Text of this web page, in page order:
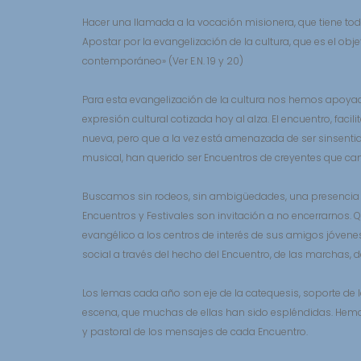
la
Cancion
Misionera
Santander
Hacer una llamada a la vocación misionera, que tiene
Apostar por la evangelización de la cultura, que es el
contemporáneo» (Ver E.N. 19 y 20)
Para esta evangelización de la cultura nos hemos
expresión cultural cotizada hoy al alza. El encuentro,
nueva, pero que a la vez está amenazada de ser
musical, han querido ser Encuentros de creyentes que
Buscamos sin rodeos, sin ambigüedades, una
Encuentros y Festivales son invitación a no
evangélico a los centros de interés de sus amigos
social a través del hecho del Encuentro, de las marchas,
Los lemas cada año son eje de la catequesis, soporte
escena, que muchas de ellas han sido espléndidas.
y pastoral de los mensajes de cada Encuentro.